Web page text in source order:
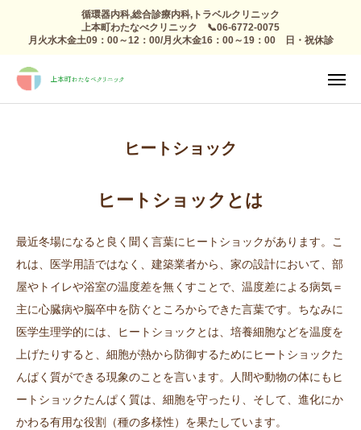
循環器内科,総合診療内科,トラベルクリニック
上本町わたなべクリニック 📞06-6772-0075
月火水木金土09：00～12：00/月火木金16：00～19：00 日・祝休診
ヒートショック
ヒートショックとは
最近冬場になると良く聞く言葉にヒートショックがあります。こ
れは、医学用語ではなく、建築業者から、家の設計において、部
屋やトイレや浴室の温度差を無くすことで、温度差による病気＝
主に心臓病や脳卒中を防ぐところからできた言葉です。ちなみに
医学生理学的には、ヒートショックとは、培養細胞などを温度を
上げたりすると、細胞が熱から防御するためにヒートショックた
んぱく質ができる現象のことを言います。人間や動物の体にもヒ
ートショックたんぱく質は、細胞を守ったり、そして、進化にか
かわる有用な役割（種の多様性）を果たしています。
アクセス  感染症外来
高血圧 生活習慣病
心療内科
整形外科 リハビリ